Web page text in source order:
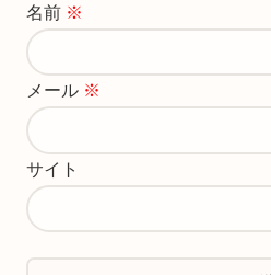
名前 ※
メール ※
サイト